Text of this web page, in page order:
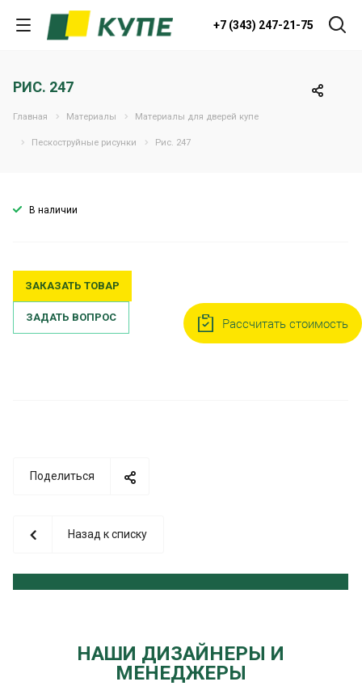
+7 (343) 247-21-75
РИС. 247
Главная Материалы Материалы для дверей купе
Пескоструйные рисунки Рис. 247
В наличии
ЗАКАЗАТЬ ТОВАР
ЗАДАТЬ ВОПРОС
Поделиться
Назад к списку
НАШИ ДИЗАЙНЕРЫ И
МЕНЕДЖЕРЫ
Рассчитать стоимость